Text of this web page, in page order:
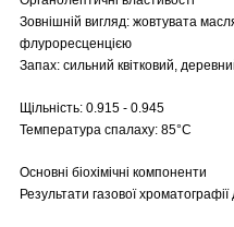
Зовнішній вигляд: жовтувата
флуроресценцією
Запах: сильний квітковий,
Щільність: 0.915 - 0.945
Температура спалаху: 85°C
Основні біохімічні компоненти
Результати газової